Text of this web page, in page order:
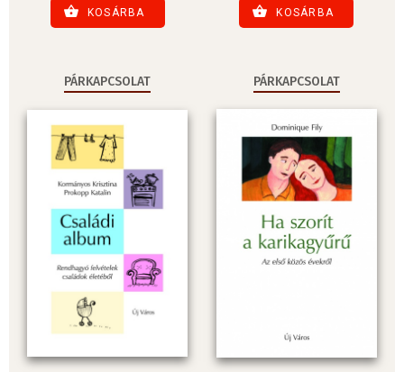
KOSÁRBA KOSÁRBA
PÁRKAPCSOLAT PÁRKAPCSOLAT